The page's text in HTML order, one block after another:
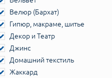
Велюр (Бархат)
Гипюр, макраме, шитье
Декор и Театр
Джинс
Домашний текстиль
Жаккард